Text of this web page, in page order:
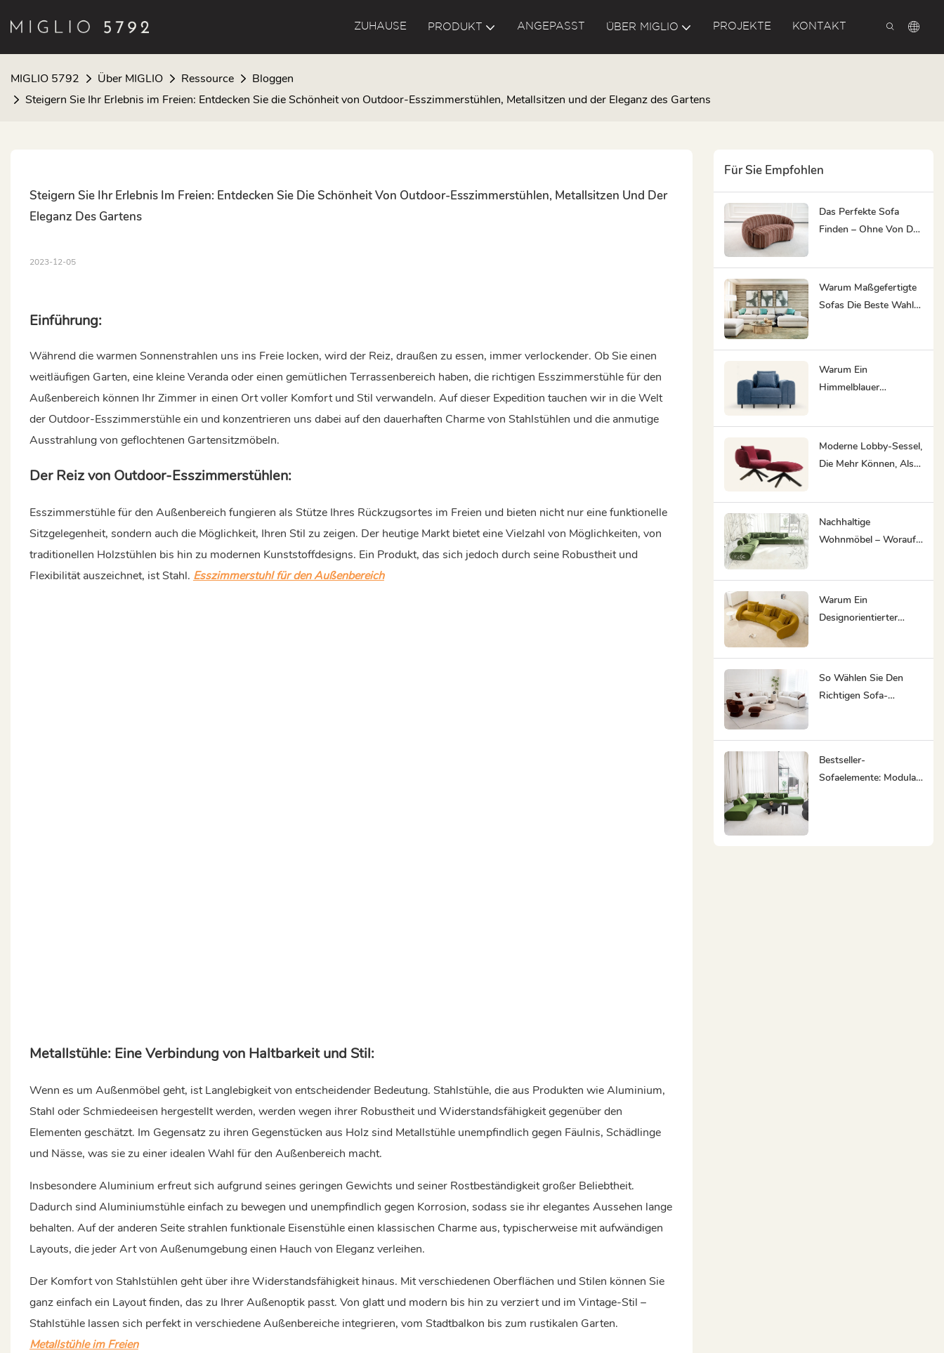
ZUHAUSE PRODUKT ANGEPASST ÜBER MIGLIO PROJEKTE KONTAKT
MIGLIO 5792 Über MIGLIO Ressource
Bloggen
Steigern Sie Ihr Erlebnis im Freien: Entdecken Sie die Schönheit von Outdoor-Esszimmerstühlen, Metallsitzen und der Eleganz des Gartens
Steigern Sie Ihr Erlebnis Im Freien: Entdecken Sie Die Schönheit Von Outdoor-Esszimmerstühlen, Metallsitzen Und Der
Eleganz Des Gartens
2023-12-05
Einführung:
Während die warmen Sonnenstrahlen uns ins Freie locken, wird der Reiz, draußen zu essen, immer verlockender. Ob Sie einen
weitläufigen Garten, eine kleine Veranda oder einen gemütlichen Terrassenbereich haben, die richtigen Esszimmerstühle für den
Außenbereich können Ihr Zimmer in einen Ort voller Komfort und Stil verwandeln. Auf dieser Expedition tauchen wir in die Welt
der Outdoor-Esszimmerstühle ein und konzentrieren uns dabei auf den dauerhaften Charme von Stahlstühlen und die anmutige
Ausstrahlung von geflochtenen Gartensitzmöbeln.
Der Reiz von Outdoor-Esszimmerstühlen:
Esszimmerstühle für den Außenbereich fungieren als Stütze Ihres Rückzugsortes im Freien und bieten nicht nur eine funktionelle
Sitzgelegenheit, sondern auch die Möglichkeit, Ihren Stil zu zeigen. Der heutige Markt bietet eine Vielzahl von Möglichkeiten, von
traditionellen Holzstühlen bis hin zu modernen Kunststoffdesigns. Ein Produkt, das sich jedoch durch seine Robustheit und
Flexibilität auszeichnet, ist Stahl. Esszimmerstuhl für den Außenbereich
Metallstühle: Eine Verbindung von Haltbarkeit und Stil:
Wenn es um Außenmöbel geht, ist Langlebigkeit von entscheidender Bedeutung. Stahlstühle, die aus Produkten wie Aluminium,
Stahl oder Schmiedeeisen hergestellt werden, werden wegen ihrer Robustheit und Widerstandsfähigkeit gegenüber den
Elementen geschätzt. Im Gegensatz zu ihren Gegenstücken aus Holz sind Metallstühle unempfindlich gegen Fäulnis, Schädlinge
und Nässe, was sie zu einer idealen Wahl für den Außenbereich macht.
Insbesondere Aluminium erfreut sich aufgrund seines geringen Gewichts und seiner Rostbeständigkeit großer Beliebtheit.
Dadurch sind Aluminiumstühle einfach zu bewegen und unempfindlich gegen Korrosion, sodass sie ihr elegantes Aussehen lange
behalten. Auf der anderen Seite strahlen funktionale Eisenstühle einen klassischen Charme aus, typischerweise mit aufwändigen
Layouts, die jeder Art von Außenumgebung einen Hauch von Eleganz verleihen.
Der Komfort von Stahlstühlen geht über ihre Widerstandsfähigkeit hinaus. Mit verschiedenen Oberflächen und Stilen können Sie
ganz einfach ein Layout finden, das zu Ihrer Außenoptik passt. Von glatt und modern bis hin zu verziert und im Vintage-Stil –
Stahlstühle lassen sich perfekt in verschiedene Außenbereiche integrieren, vom Stadtbalkon bis zum rustikalen Garten.
Metallstühle im Freien
Für Sie Empfohlen
Das Perfekte Sofa
Finden – Ohne Von Der
Warum Maßgefertigte
Sofas Die Beste Wahl
Warum Ein
Himmelblauer
Co-Working-Space
Gehört.
Moderne Lobby-Sessel,
Die Mehr Können, Als
Nachhaltige
Wohnmöbel – Worauf
Warum Ein
Designorientierter
So Wählen Sie Den
Richtigen Sofa-
Zeit Und Mühe
Bestseller-
Sofaelemente: Modular,